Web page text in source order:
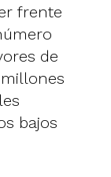
frente
de
bajos